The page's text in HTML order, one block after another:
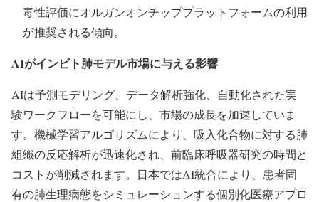
毒性評価にオルガンオンチッププラットフォームの利用
が推奨される傾向。
AIがインビト肺モデル市場に与える影響
AIは予測モデリング、データ解析強化、自動化された実
験ワークフローを可能にし、市場の成長を加速していま
す。機械学習アルゴリズムにより、吸入化合物に対する肺
組織の反応解析が迅速化され、前臨床呼吸器研究の時間と
コストが削減されます。日本ではAI統合により、患者固
有の肺生理病態をシミュレーションする個別化医療アプロ